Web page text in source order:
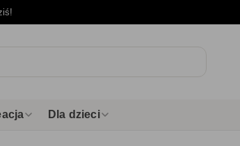
Dla dzieci